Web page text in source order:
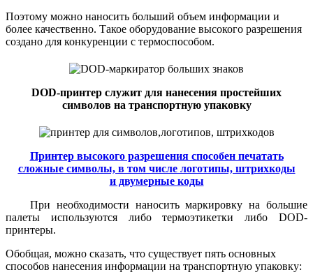
Поэтому можно наносить больший объем информации и
более качественно. Такое оборудование высокого разрешения
создано для конкуренции с термоспособом.
DOD-принтер служит для нанесения простейших
символов на транспортную упаковку
Принтер высокого разрешения способен печатать
сложные символы, в том числе логотипы, штрихкоды
и двумерные коды
При необходимости наносить маркировку на большие
палеты используются либо термоэтикетки либо DOD-
принтеры.
Обобщая, можно сказать, что существует пять основных
способов нанесения информации на транспортную упаковку: